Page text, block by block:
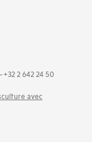
2 642 24 50
avec